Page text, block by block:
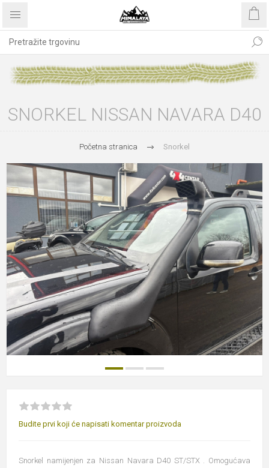
SNORKEL NISSAN NAVARA D40
Početna stranica Snorkel
Budite prvi koji će napisati komentar proizvoda
Snorkel namijenjen za Nissan Navara D40 ST/STX . Omogućava